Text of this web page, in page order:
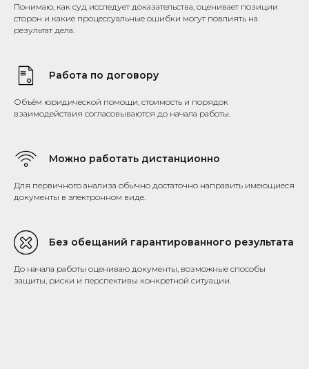
Понимаю, как суд исследует доказательства, оценивает позиции
сторон и какие процессуальные ошибки могут повлиять на
результат дела.
Работа по договору
Объём юридической помощи, стоимость и порядок
взаимодействия согласовываются до начала работы.
Можно работать дистанционно
Для первичного анализа обычно достаточно направить имеющиеся
документы в электронном виде.
Без обещаний гарантированного результата
До начала работы оцениваю документы, возможные способы
защиты, риски и перспективы конкретной ситуации.